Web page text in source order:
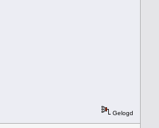
Gelogd